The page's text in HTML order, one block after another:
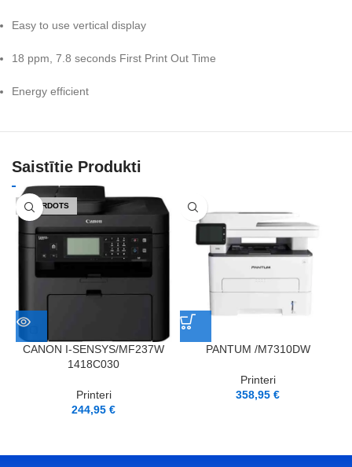
Easy to use vertical display
18 ppm, 7.8 seconds First Print Out Time
Energy efficient
Saistītie Produkti
IZPĀRDOTS
CANON I-SENSYS/MF237W
1418C030
Printeri
244,95€
PANTUM /M7310DW
Printeri
358,95€